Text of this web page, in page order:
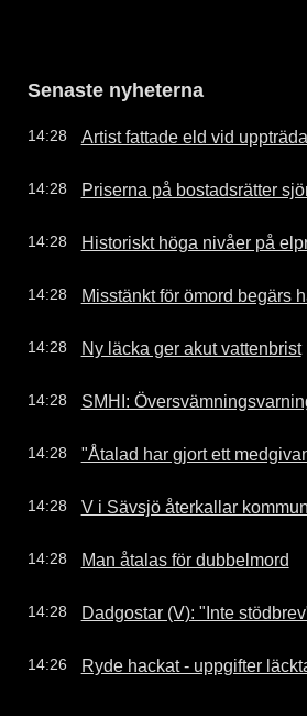
Senaste nyheterna
14:28 Artist fattade eld vid
14:28 Priserna på bostadsrätter
14:28 Historiskt höga nivåer på
14:28 Misstänkt för ömord begärs
14:28 Ny läcka ger akut vattenbrist
14:28 SMHI:
14:28 "Åtalad har gjort ett
14:28 V i Sävsjö återkallar
14:28 Man åtalas för dubbelmord
14:28 Dadgostar (V): "Inte
14:26 Ryde hackat - uppgifter